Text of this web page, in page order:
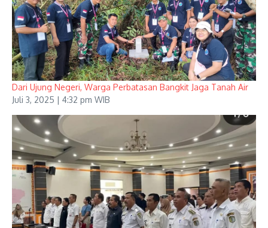
Dari Ujung Negeri, Warga Perbatasan Bangkit Jaga Tanah Air
Juli 3, 2025 | 4:32 pm WIB